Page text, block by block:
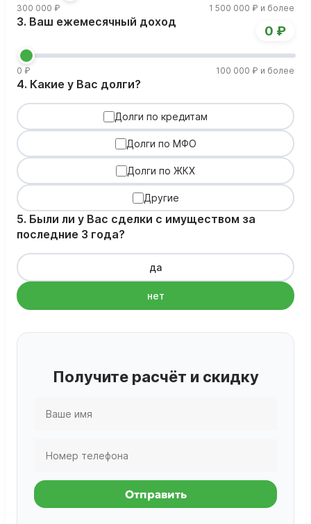
300 000 ₽ 1 500 000 ₽ и более
3. Ваш ежемесячный доход
0 ₽ 100 000 ₽ и более
0 ₽
4. Какие у Вас долги?
Долги по кредитам
Долги по МФО
Долги по ЖКХ
Другие
5. Были ли у Вас сделки с имуществом за
последние 3 года?
да
нет
Получите расчёт и скидку
Отправить